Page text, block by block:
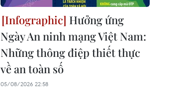
Hưởng ứng
Ngày An ninh mạng Việt Nam:
Những thông điệp thiết thực
về an toàn số
05/08/2026 22:58